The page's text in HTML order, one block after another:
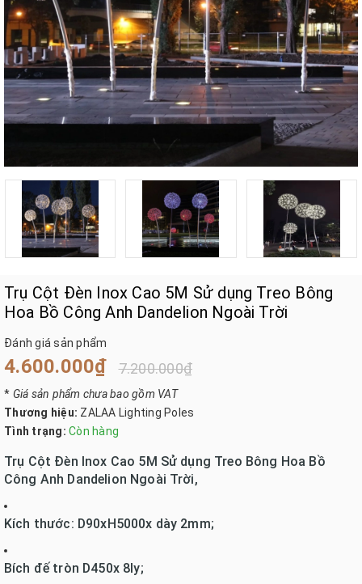
Trụ Cột Đèn Inox Cao 5M Sử dụng Treo Bông
Hoa Bồ Công Anh Dandelion Ngoài Trời
Đánh giá sản phẩm
4.600.000₫ 7.200.000₫
* Giá sản phẩm chưa bao gồm VAT
Thương hiệu: ZALAA Lighting Poles
Tình trạng: Còn hàng
Trụ Cột Đèn Inox Cao 5M Sử dụng Treo Bông Hoa Bồ
Công Anh Dandelion Ngoài Trời,
Kích thước: D90xH5000x dày 2mm;
Bích đế tròn D450x 8ly;